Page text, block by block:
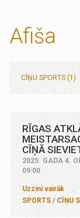
Afiša
CĪŅU SPORTS (1)
RĪGAS
CĪŅĀ
2025. GADA 4.
09:00
Uzzini vairāk
SPORTS
CĪŅU